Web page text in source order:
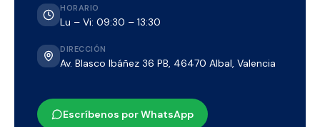
HORARIO
Lu – Vi: 09:30 – 13:30
DIRECCIÓN
Av. Blasco Ibáñez 36 PB, 46470 Albal, Valencia
Escríbenos por WhatsApp